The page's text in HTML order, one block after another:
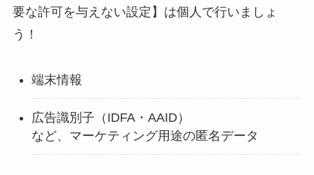
要な許可を与えない設定】は個人で行いましょ
う！
端末情報
広告識別子（IDFA・AAID）
など、マーケティング用途の匿名データ